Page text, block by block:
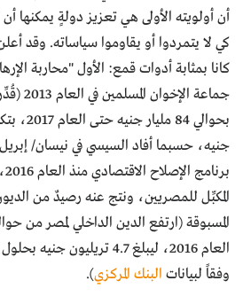
أن أولويته الأولى هي تعزيز دولةٍ يمكنها
كي لا يتمردوا أو يقاوموا سياساته. وقد
كانا بمثابة أدوات قمع: الأول "محاربة
جماعة
بحوالي
المكبِّل للمصريين، ونتج عنه رصيدٌ من
وفقاً لبيانات البنك المركزي).